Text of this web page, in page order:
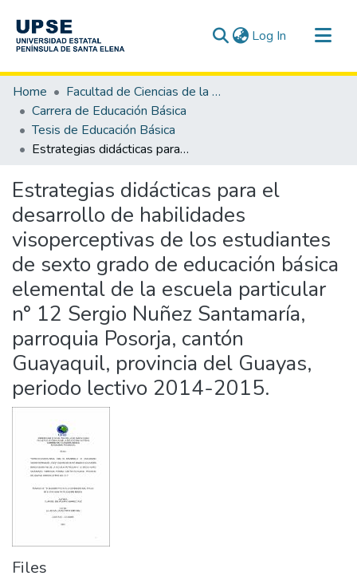
Log In (current)
Communities & Collections
All of DSpace
Statistics
Home
Facultad de Ciencias de la Educación e Idiomas
Carrera de Educación Básica
Tesis de Educación Básica
Estrategias didácticas para el desarrollo de habilidades visoperceptivas de los estudiantes de sexto grado de educación básica elemental de la escuela particular n° 12 Sergio Nuñez Santamaría, parroquia Posorja, cantón Guayaquil, provincia del Guayas, periodo lectivo 2014-2015.
Estrategias didácticas para el
desarrollo de habilidades
visoperceptivas de los estudiantes
de sexto grado de educación básica
elemental de la escuela particular
n° 12 Sergio Nuñez Santamaría,
parroquia Posorja, cantón
Guayaquil, provincia del Guayas,
periodo lectivo 2014-2015.
Files